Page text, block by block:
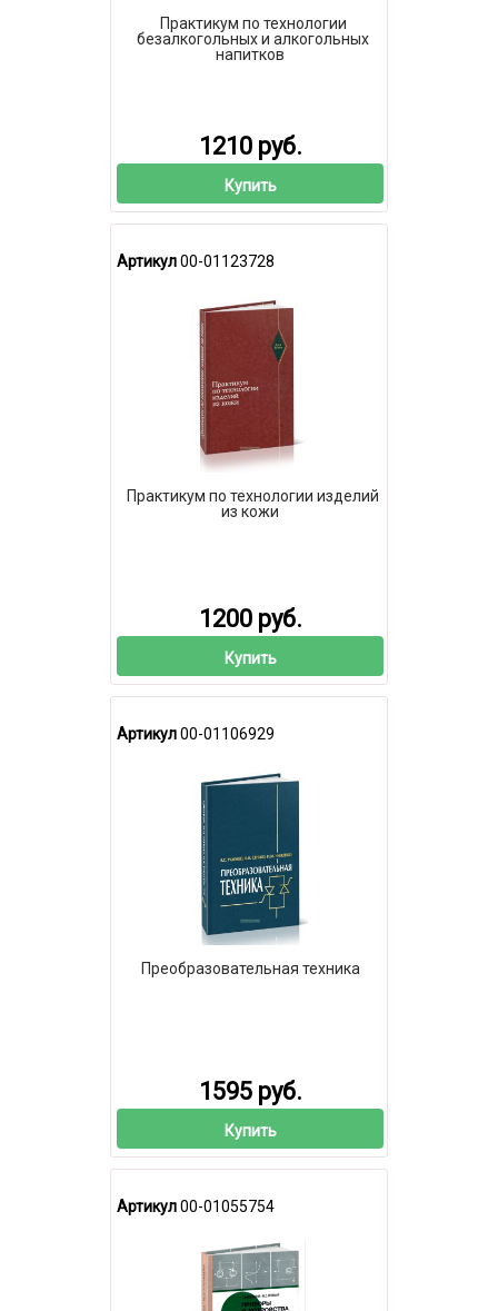
Практикум по технологии
безалкогольных и алкогольных
напитков
1210 руб.
Купить
Артикул00-01123728
Практикум по технологии изделий
из кожи
1200 руб.
Купить
Артикул00-01106929
Преобразовательная техника
1595 руб.
Купить
Артикул00-01055754